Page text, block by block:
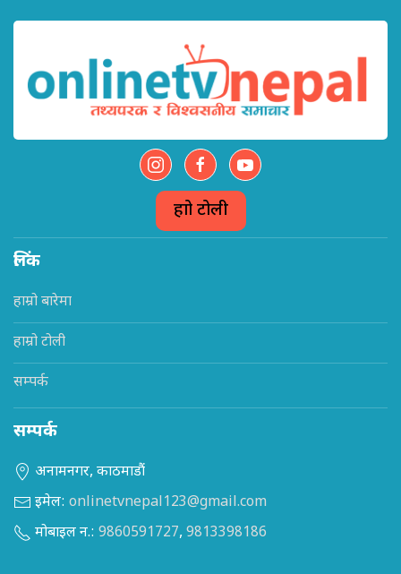
हाम्रो टोली
लिंक
हाम्रो बारेमा
हाम्रो टोली
सम्पर्क
सम्पर्क
अनामनगर, काठमाडौं
इमेल: onlinetvnepal123@gmail.com
मोबाइल न.: 9860591727, 9813398186